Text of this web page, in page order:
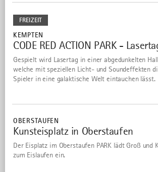
FREIZEIT
KEMPTEN
3
CODE RED ACTION PARK -
Gespielt wird Lasertag in einer abgedunkelten
welche mit speziellen Licht- und Soundeffekten
Spieler in eine galaktische Welt eintauchen lässt.
dazu
OBERSTAUFEN
4
Kunsteisplatz in Oberstaufen
Der Eisplatz im Oberstaufen PARK lädt Groß und
zum Eislaufen ein.